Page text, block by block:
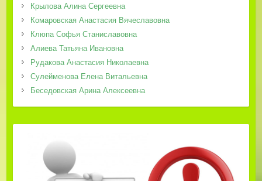
Крылова Алина Сергеевна
Комаровская Анастасия Вячеславовна
Клюпа Софья Станиславовна
Алиева Татьяна Ивановна
Рудакова Анастасия Николаевна
Сулейменова Елена Витальевна
Беседовская Арина Алексеевна